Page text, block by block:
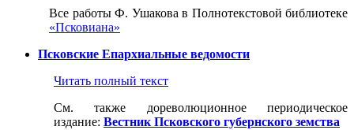
Все работы Ф. Ушакова в Полнотекстовой библиотеке
«Псковиана»
Псковские Епархиальные ведомости
Читать полный текст
См. также дореволюционное периодическое
издание: Вестник Псковского губернского земства